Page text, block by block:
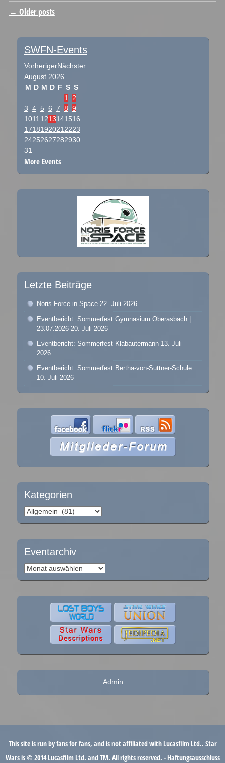
Post navigation
← Older posts
SWFN-Events
VorherigerNächster
August 2026
M D M D F S S
1 2
3 4 5 6 7 8 9
10111213141516
17181920212223
24252627282930
31
More Events
Letzte Beiträge
Noris Force in Space 22. Juli 2026
Eventbericht: Sommerfest Gymnasium Oberasbach |
23.07.2026 20. Juli 2026
Eventbericht: Sommerfest Klabautermann 13. Juli
2026
Eventbericht: Sommerfest Bertha-von-Suttner-Schule
10. Juli 2026
Kategorien
Kategorien
Eventarchiv
Eventarchiv
Admin
This site is run by fans for fans, and is not affiliated with Lucasfilm Ltd.. Star
Wars is © 2014 Lucasfilm Ltd. and TM. All rights reserved. - Haftungsausschluss